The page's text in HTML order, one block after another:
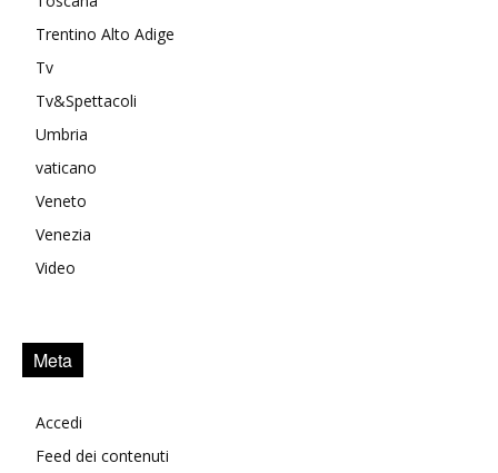
Trentino Alto Adige
Tv
Tv&Spettacoli
Umbria
vaticano
Veneto
Venezia
Video
Meta
Accedi
Feed dei contenuti